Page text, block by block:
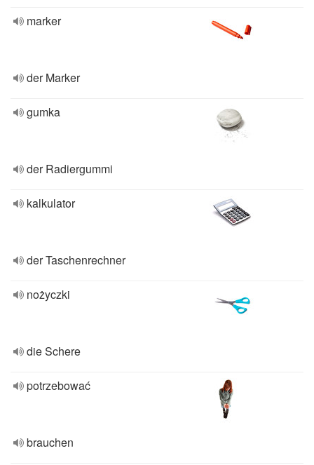
marker
der Marker
gumka
der Radiergummi
kalkulator
der Taschenrechner
nożyczki
die Schere
potrzebować
brauchen